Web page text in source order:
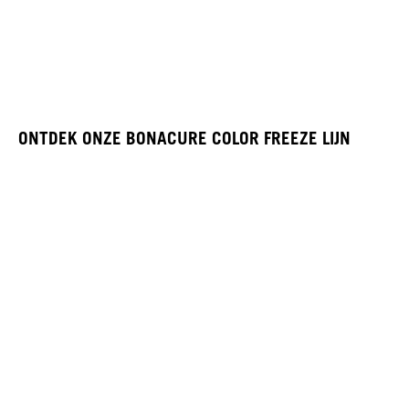
ONTDEK ONZE BONACURE COLOR FREEZE LIJN